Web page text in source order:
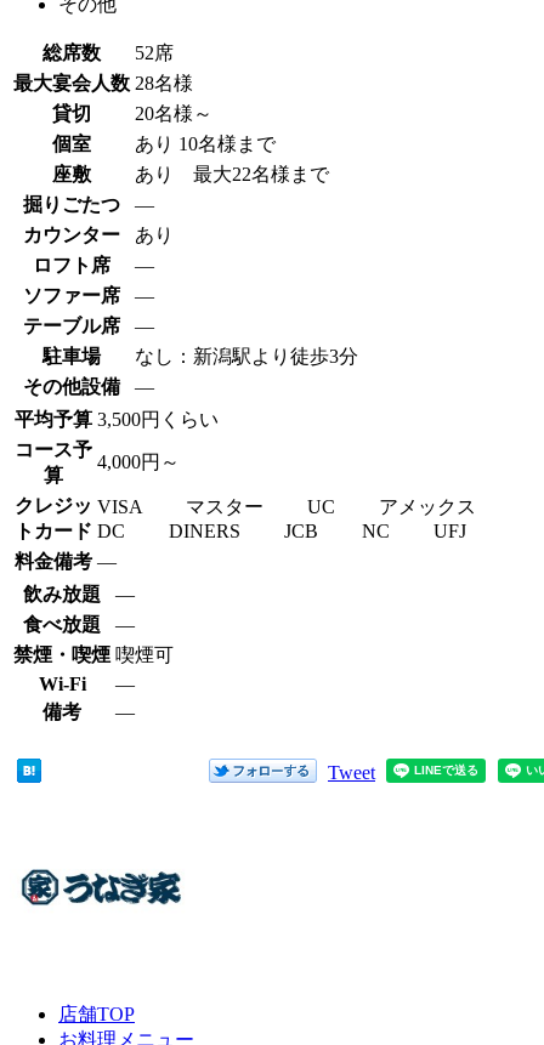
その他
総席数
52席
最大宴会人数 28名様
貸切
20名様～
個室
あり 10名様まで
座敷
あり 最大22名様まで
掘りごたつ
―
カウンター
あり
ロフト席
―
ソファー席
―
テーブル席
―
駐車場
なし：新潟駅より徒歩3分
その他設備
―
平均予算 3,500円くらい
コース予
算
4,000円～
クレジッ
トカード
VISA マスター UC アメックス
DC DINERS JCB NC UFJ
料金備考 ―
飲み放題
―
食べ放題
―
禁煙・喫煙 喫煙可
Wi-Fi
―
備考
―
Tweet
店舗TOP
お料理メニュー